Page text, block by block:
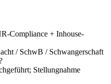
Compliance + Inhouse-
/ SchwB / Schwangerschaft
Stellungnahme